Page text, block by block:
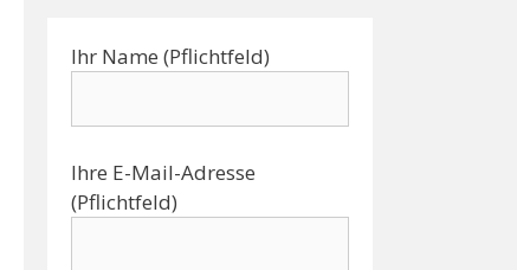
Ihr Name (Pflichtfeld)
Ihre E-Mail-Adresse
(Pflichtfeld)